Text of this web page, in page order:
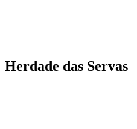
Herdade das Servas